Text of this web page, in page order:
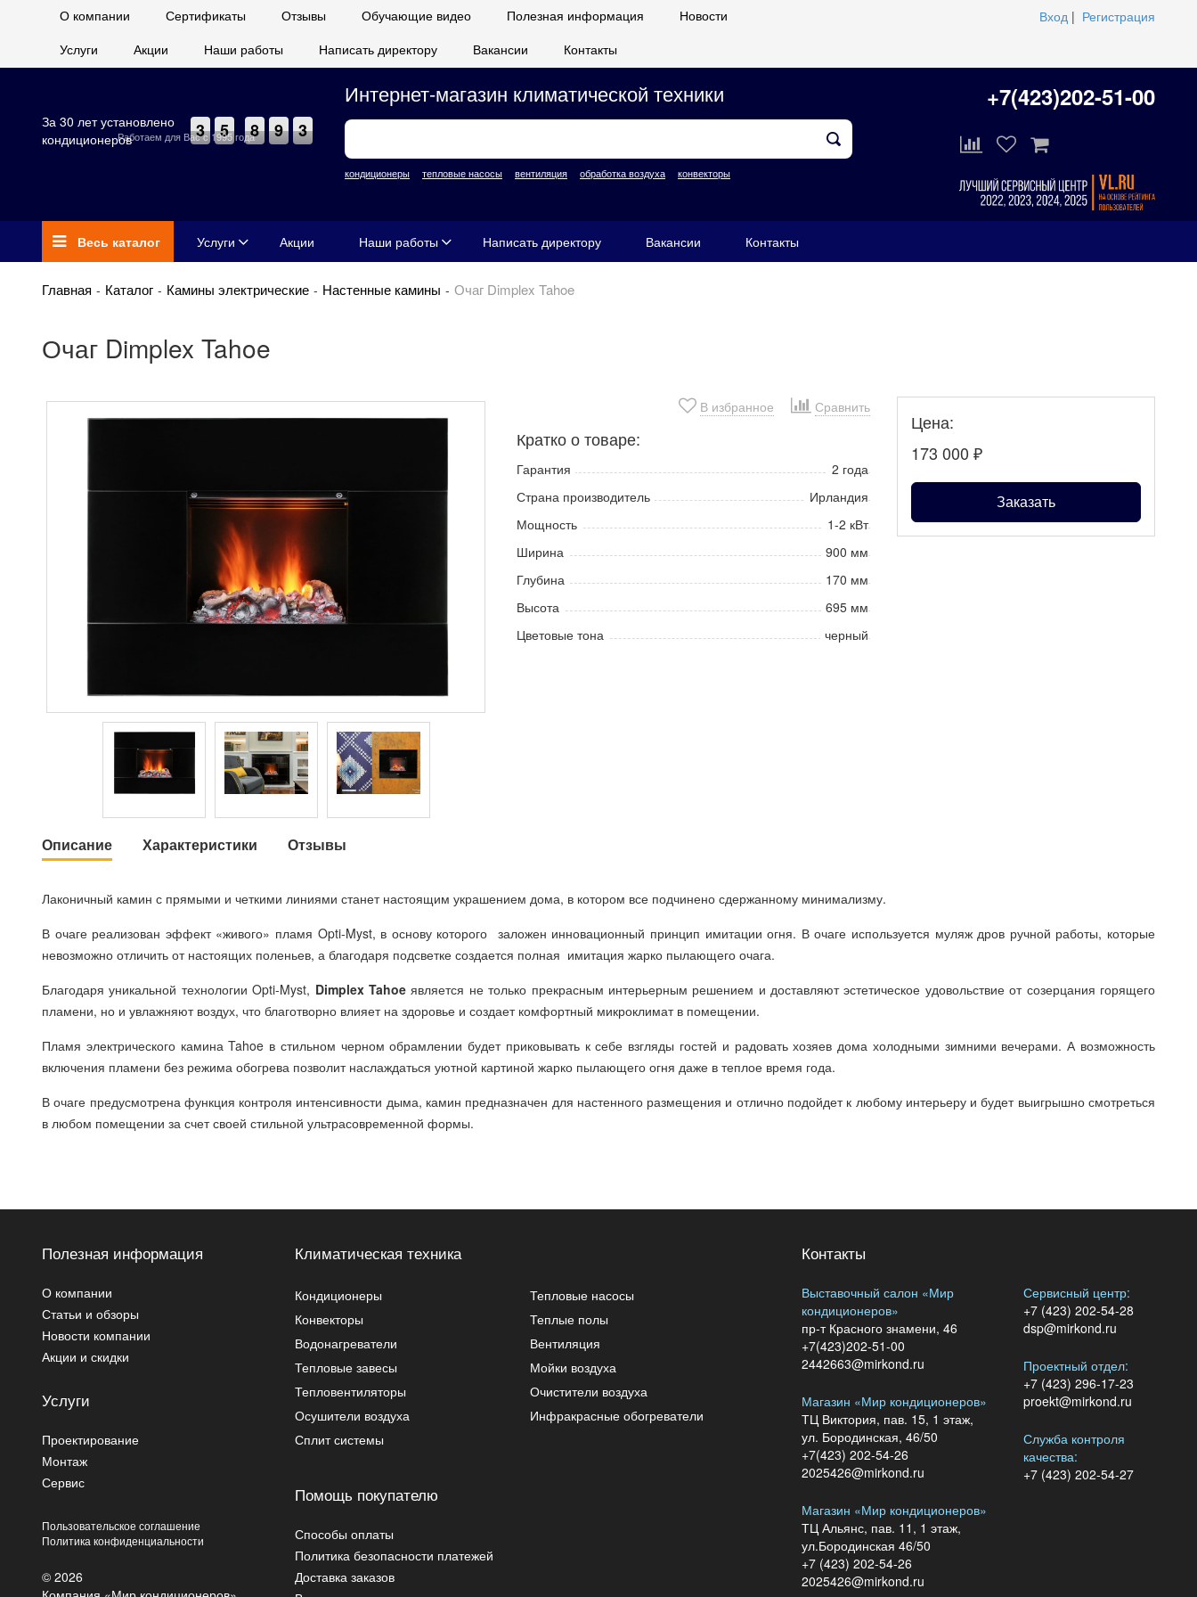
О компании Сертификаты Отзывы Обучающие видео Полезная информация
Новости
Услуги
Акции Наши работы Написать директору Вакансии Контакты
Вход | Регистрация
Работаем для Вас с 1995 года
За 30 лет установлено
кондиционеров
3 5 8 9 3
Интернет-магазин климатической техники
кондиционеры тепловые насосы вентиляция обработка воздуха конвекторы
+7(423)202-51-00
Весь каталог Услуги Акции Наши работы Написать директору Вакансии Контакты
Главная Каталог Камины электрические Настенные камины Очаг Dimplex Tahoe
Очаг Dimplex Tahoe
В избранное Сравнить
Кратко о товаре:
Гарантия
2 года
Страна производитель
Ирландия
Мощность
1-2 кВт
Ширина
900 мм
Глубина
170 мм
Высота
695 мм
Цветовые тона
черный
Цена:
173 000 ₽
Заказать
Описание Характеристики Отзывы
Лаконичный камин с прямыми и четкими линиями станет настоящим украшением дома, в котором все подчинено сдержанному минимализму.
В очаге реализован эффект «живого» пламя Opti-Myst, в основу которого заложен инновационный принцип имитации огня. В очаге используется муляж дров ручной работы, которые
невозможно отличить от настоящих поленьев, а благодаря подсветке создается полная имитация жарко пылающего очага.
Благодаря уникальной технологии Opti-Myst, Dimplex Tahoeявляется не только прекрасным интерьерным решением и доставляют эстетическое удовольствие от созерцания горящего
пламени, но и увлажняют воздух, что благотворно влияет на здоровье и создает комфортный микроклимат в помещении.
Пламя электрического камина Tahoe в стильном черном обрамлении будет приковывать к себе взгляды гостей и радовать хозяев дома холодными зимними вечерами. А возможность
включения пламени без режима обогрева позволит наслаждаться уютной картиной жарко пылающего огня даже в теплое время года.
В очаге предусмотрена функция контроля интенсивности дыма, камин предназначен для настенного размещения и отлично подойдет к любому интерьеру и будет выигрышно смотреться
в любом помещении за счет своей стильной ультрасовременной формы.
Полезная информация
О компании
Статьи и обзоры
Новости компании
Акции и скидки
Услуги
Проектирование
Монтаж
Сервис
Климатическая техника
Кондиционеры
Тепловые насосы
Конвекторы
Теплые полы
Водонагреватели
Вентиляция
Тепловые завесы
Мойки воздуха
Тепловентиляторы
Очистители воздуха
Осушители воздуха
Инфракрасные обогреватели
Сплит системы
Пользовательское соглашение
Политика конфиденциальности
© 2026
Помощь покупателю
Способы оплаты
Политика безопасности платежей
Доставка заказов
Контакты
Выставочный салон «Мир
кондиционеров»
пр-т Красного знамени, 46
+7(423)202-51-00
2442663@mirkond.ru
Магазин «Мир кондиционеров»
ТЦ Виктория, пав. 15, 1 этаж,
ул. Бородинская, 46/50
+7(423) 202-54-26
2025426@mirkond.ru
Магазин «Мир кондиционеров»
ТЦ Альянс, пав. 11, 1 этаж,
ул.Бородинская 46/50
+7 (423) 202-54-26
2025426@mirkond.ru
Сервисный центр:
+7 (423) 202-54-28
dsp@mirkond.ru
Проектный отдел:
+7 (423) 296-17-23
proekt@mirkond.ru
Служба контроля
качества:
+7 (423) 202-54-27